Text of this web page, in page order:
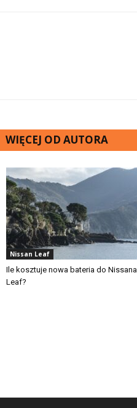
WIĘCEJ OD AUTORA
Nissan Leaf
Ile kosztuje nowa bateria do Nissana
Leaf?